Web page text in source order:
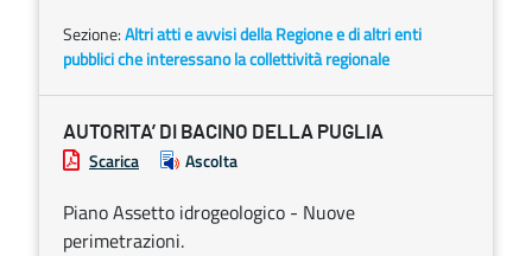
Sezione:Altri atti e avvisi della Regione e di altri enti
pubblici che interessano la collettività regionale
AUTORITA’ DI BACINO DELLA PUGLIA
Scarica Ascolta
Piano Assetto idrogeologico - Nuove
perimetrazioni.